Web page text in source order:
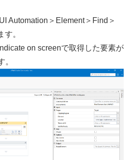
Automation＞Element＞Find＞
。
on screenで取得した要素が
。